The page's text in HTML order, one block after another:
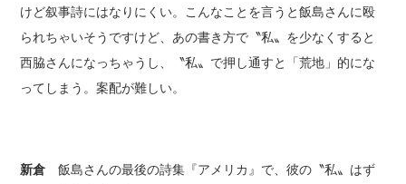
けど叙事詩にはなりにくい。こんなことを言うと飯島さんに殴
られちゃいそうですけど、あの書き方で〝私〟を少なくすると
西脇さんになっちゃうし、〝私〟で押し通すと「荒地」的にな
ってしまう。案配が難しい。
新倉 飯島さんの最後の詩集『アメリカ』で、彼の〝私〟はず